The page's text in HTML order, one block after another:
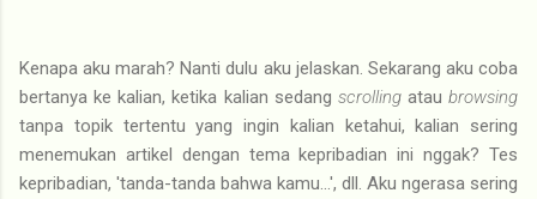
Kenapa aku marah? Nanti dulu aku jelaskan. Sekarang aku coba
bertanya ke kalian, ketika kalian sedang scrolling atau browsing
tanpa topik tertentu yang ingin kalian ketahui, kalian sering
menemukan artikel dengan tema kepribadian ini nggak? Tes
kepribadian, 'tanda-tanda bahwa kamu...', dll. Aku ngerasa sering